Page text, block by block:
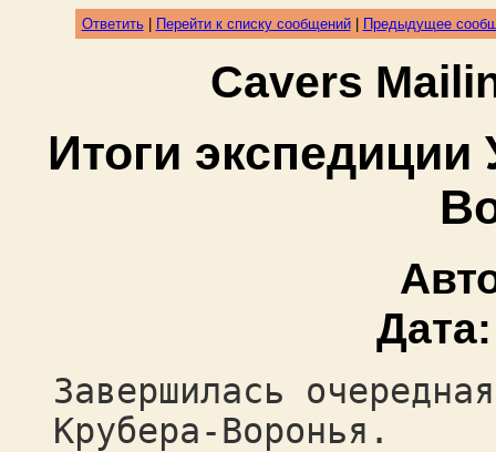
Ответить| Перейти к списку сообщений| Предыдущее
Cavers
Итоги
Завершилась
Крубера-Воронья.